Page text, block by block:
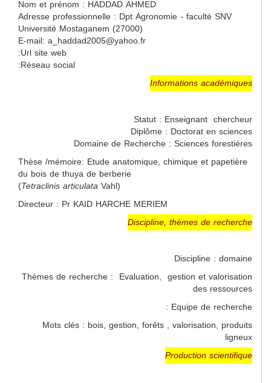
Adresse professionnelle : Dpt Agronomie - faculté SNV
Université Mostaganem (27000)
E-mail: a_haddad2005@yahoo.fr
Url site web:
Réseau social:
Informations académiques
Statut : Enseignant chercheur
Diplôme : Doctorat en sciences
Domaine de Recherche : Sciences forestières
Thèse /mémoire: Etude anatomique, chimique et papetière
du bois de thuya de berberie
(
Tetraclinis articulataVahl)
Directeur : Pr KAID HARCHE MERIEM
Discipline, thèmes de recherche
Discipline : domaine
Thèmes de recherche : Evaluation, gestion et valorisation
des ressources
Equipe de recherche :
Mots clés : bois, gestion, forêts , valorisation, produits
ligneux
Production scientifique